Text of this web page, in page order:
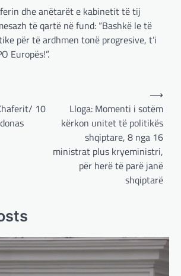
dhe anëtarët e kabinetit të tij
të qartë në fund: “Bashkë le të
për të ardhmen tonë progresive, t’i
Europës!”.
10
Lloga: Momenti i sotëm
kërkon unitet të politikës
shqiptare, 8 nga 16
ministrat plus kryeministri,
për herë të parë janë
shqiptarë
⟶
MË TË FUNDIT ,OPINIONE,
400 miliardë euro për mbrojtje
Gjermania ndodhet aktualisht në kulmin e
përpjekjeve për krijimin e qeverisë dhe koha
nuk pret. CDU/CSU dhe SPD po vazhdojnë…